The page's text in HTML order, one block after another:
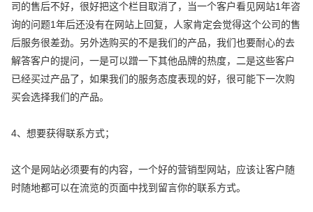
司的售后不好，很好把这个栏目取消了，当一个客户看见网站1年咨
询的问题1年后还没有在网站上回复，人家肯定会觉得这个公司的售
后服务很差劲。另外选购买的不是我们的产品，我们也要耐心的去
解答客户的提问，一是可以蹭一下其他品牌的热度，二是这些客户
已经买过产品了，如果我们的服务态度表现的好，很可能下一次购
买会选择我们的产品。
4、想要获得联系方式；
这个是网站必须要有的内容，一个好的营销型网站，应该让客户随
时随地都可以在流览的页面中找到留言你的联系方式。